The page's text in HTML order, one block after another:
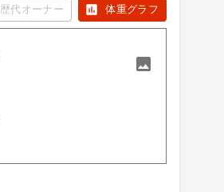
体重グラフ
歴代オーナー